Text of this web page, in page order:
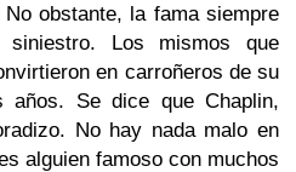
obstante, la fama siempre
Los mismos que
en carroñeros de su
años. Se dice que Chaplin,
No hay nada malo en
alguien famoso con muchos